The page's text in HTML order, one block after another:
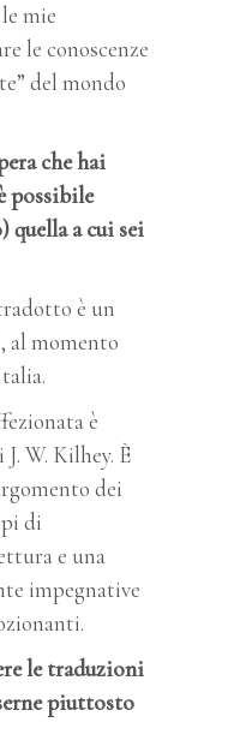
mie
le conoscenze
del mondo
che hai
possibile
quella a cui sei
è un
al momento
è
J. W. Kilhey. È
dei
di
e una
impegnative
le traduzioni
piuttosto